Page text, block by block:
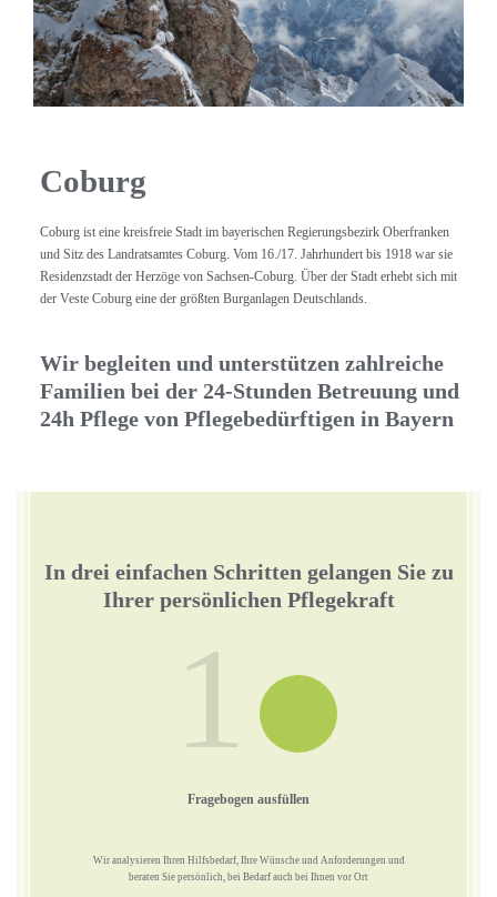
Coburg
Coburg ist eine kreisfreie Stadt im bayerischen Regierungsbezirk Oberfranken
und Sitz des Landratsamtes Coburg. Vom 16./17. Jahrhundert bis 1918 war sie
Residenzstadt der Herzöge von Sachsen-Coburg. Über der Stadt erhebt sich mit
der Veste Coburg eine der größten Burganlagen Deutschlands.
Wir begleiten und unterstützen zahlreiche
Familien bei der 24-Stunden Betreuung und
24h Pflege von Pflegebedürftigen in Bayern
In drei einfachen Schritten gelangen Sie zu
Ihrer persönlichen Pflegekraft
1
Fragebogen ausfüllen
Wir analysieren Ihren Hilfsbedarf, Ihre Wünsche und Anforderungen und
beraten Sie persönlich, bei Bedarf auch bei Ihnen vor Ort